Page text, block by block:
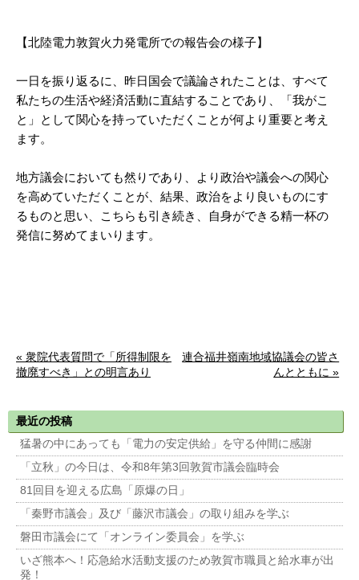
【北陸電力敦賀火力発電所での報告会の様子】
一日を振り返るに、昨日国会で議論されたことは、すべて
私たちの生活や経済活動に直結することであり、「我がこ
と」として関心を持っていただくことが何より重要と考え
ます。
地方議会においても然りであり、より政治や議会への関心
を高めていただくことが、結果、政治をより良いものにす
るものと思い、こちらも引き続き、自身ができる精一杯の
発信に努めてまいります。
« 衆院代表質問で「所得制限を
撤廃すべき」との明言あり
連合福井嶺南地域協議会の皆さ
んとともに »
最近の投稿
猛暑の中にあっても「電力の安定供給」を守る仲間に感謝
「立秋」の今日は、令和8年第3回敦賀市議会臨時会
81回目を迎える広島「原爆の日」
「秦野市議会」及び「藤沢市議会」の取り組みを学ぶ
磐田市議会にて「オンライン委員会」を学ぶ
いざ熊本へ！応急給水活動支援のため敦賀市職員と給水車が出
発！